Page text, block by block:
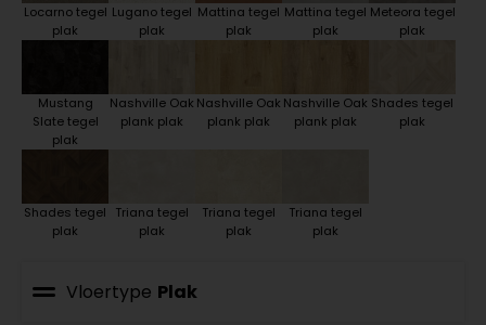
Locarno tegel
plak
Lugano tegel
plak
Mattina tegel
plak
Mattina tegel
plak
Meteora tegel
plak
Mustang
Slate tegel
plak
Nashville Oak
plank plak
Nashville Oak
plank plak
Nashville Oak
plank plak
Shades tegel
plak
Shades tegel
plak
Triana tegel
plak
Triana tegel
plak
Triana tegel
plak
Vloertype Plak